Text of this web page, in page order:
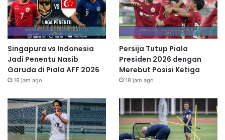
Singapura vs Indonesia
Jadi Penentu Nasib
Garuda di Piala AFF 2026
18 jam ago
Persija Tutup Piala
Presiden 2026 dengan
Merebut Posisi Ketiga
18 jam ago